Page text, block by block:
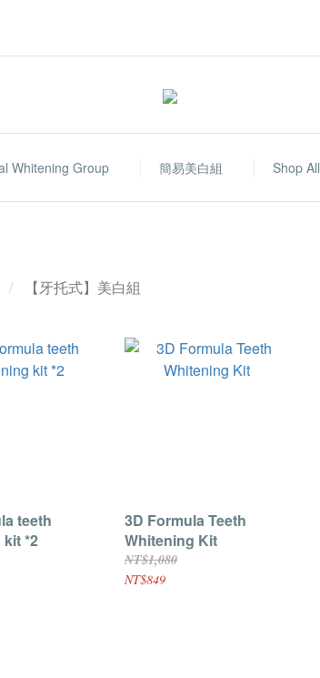
Whitening Group 簡易美白組 Shop All
【牙托式】美白組
teeth
*2
3D Formula Teeth
Whitening Kit
NT$1,080
NT$849